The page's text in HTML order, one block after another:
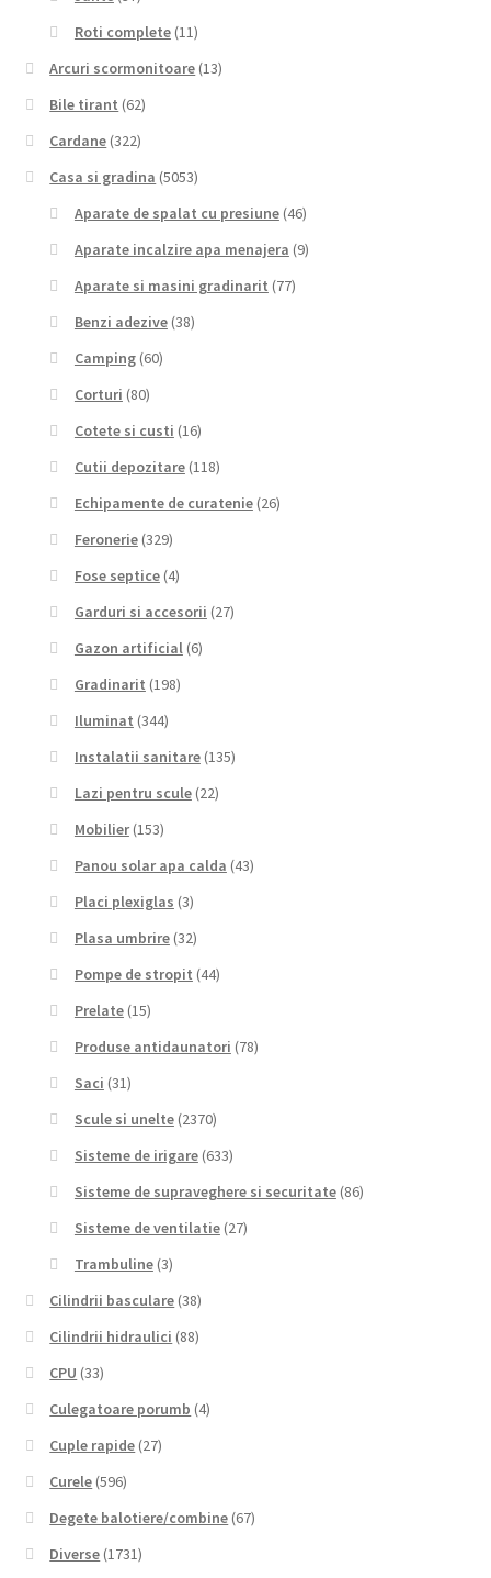
Roti complete (11)
Arcuri scormonitoare (13)
Bile tirant (62)
Cardane (322)
Casa si gradina (5053)
Aparate de spalat cu presiune (46)
Aparate incalzire apa menajera (9)
Aparate si masini gradinarit (77)
Benzi adezive (38)
Camping (60)
Corturi (80)
Cotete si custi (16)
Cutii depozitare (118)
Echipamente de curatenie (26)
Feronerie (329)
Fose septice (4)
Garduri si accesorii (27)
Gazon artificial (6)
Gradinarit (198)
Iluminat (344)
Instalatii sanitare (135)
Lazi pentru scule (22)
Mobilier (153)
Panou solar apa calda (43)
Placi plexiglas (3)
Plasa umbrire (32)
Pompe de stropit (44)
Prelate (15)
Produse antidaunatori (78)
Saci (31)
Scule si unelte (2370)
Sisteme de irigare (633)
Sisteme de supraveghere si securitate (86)
Sisteme de ventilatie (27)
Trambuline (3)
Cilindrii basculare (38)
Cilindrii hidraulici (88)
CPU (33)
Culegatoare porumb (4)
Cuple rapide (27)
Curele (596)
Degete balotiere/combine (67)
Diverse (1731)